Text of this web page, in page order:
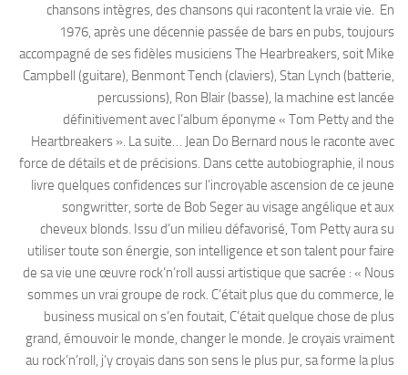
chansons intègres, des chansons qui racontent la vraie vie. En
1976, après une décennie passée de bars en pubs, toujours
accompagné de ses fidèles musiciens The Hearbreakers, soit Mike
Campbell (guitare), Benmont Tench (claviers), Stan Lynch (batterie,
percussions), Ron Blair (basse), la machine est lancée
définitivement avec l’album éponyme « Tom Petty and the
Heartbreakers ». La suite… Jean Do Bernard nous le raconte avec
force de détails et de précisions. Dans cette autobiographie, il nous
livre quelques confidences sur l’incroyable ascension de ce jeune
songwritter, sorte de Bob Seger au visage angélique et aux
cheveux blonds. Issu d’un milieu défavorisé, Tom Petty aura su
utiliser toute son énergie, son intelligence et son talent pour faire
de sa vie une œuvre rock’n’roll aussi artistique que sacrée : « Nous
sommes un vrai groupe de rock. C’était plus que du commerce, le
business musical on s’en foutait, C’était quelque chose de plus
grand, émouvoir le monde, changer le monde. Je croyais vraiment
au rock’n’roll, j’y croyais dans son sens le plus pur, sa forme la plus